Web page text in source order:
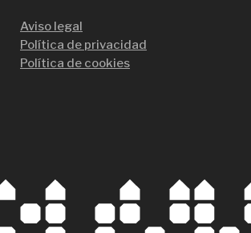
Aviso legal
Política de privacidad
Política de cookies